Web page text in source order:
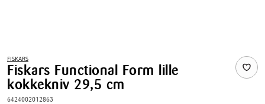
FISKARS
Fiskars Functional Form lille
kokkekniv 29,5 cm
6424002012863